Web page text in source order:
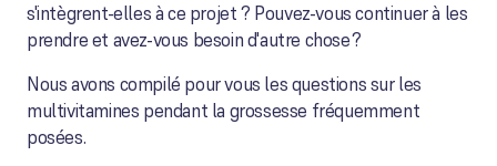
s'intègrent-elles à ce projet ? Pouvez-vous continuer à les
prendre et avez-vous besoin d'autre chose ?
Nous avons compilé pour vous les questions sur les
multivitamines pendant la grossesse fréquemment
posées.